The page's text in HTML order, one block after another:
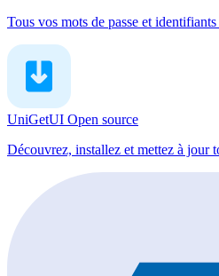
Tous vos mots de passe et
UniGetUI Open source
Découvrez, installez et mettez à jour